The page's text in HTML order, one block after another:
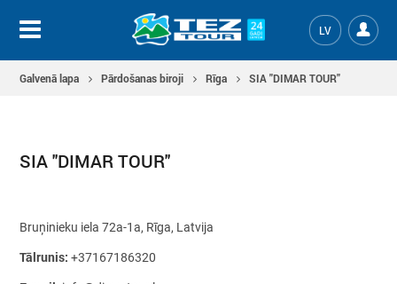
LV
Galvenā lapa Pārdošanas biroji Rīga SIA ''DIMAR TOUR''
SIA ''DIMAR TOUR''
Bruņinieku iela 72a-1a, Rīga, Latvija
Tālrunis: +37167186320